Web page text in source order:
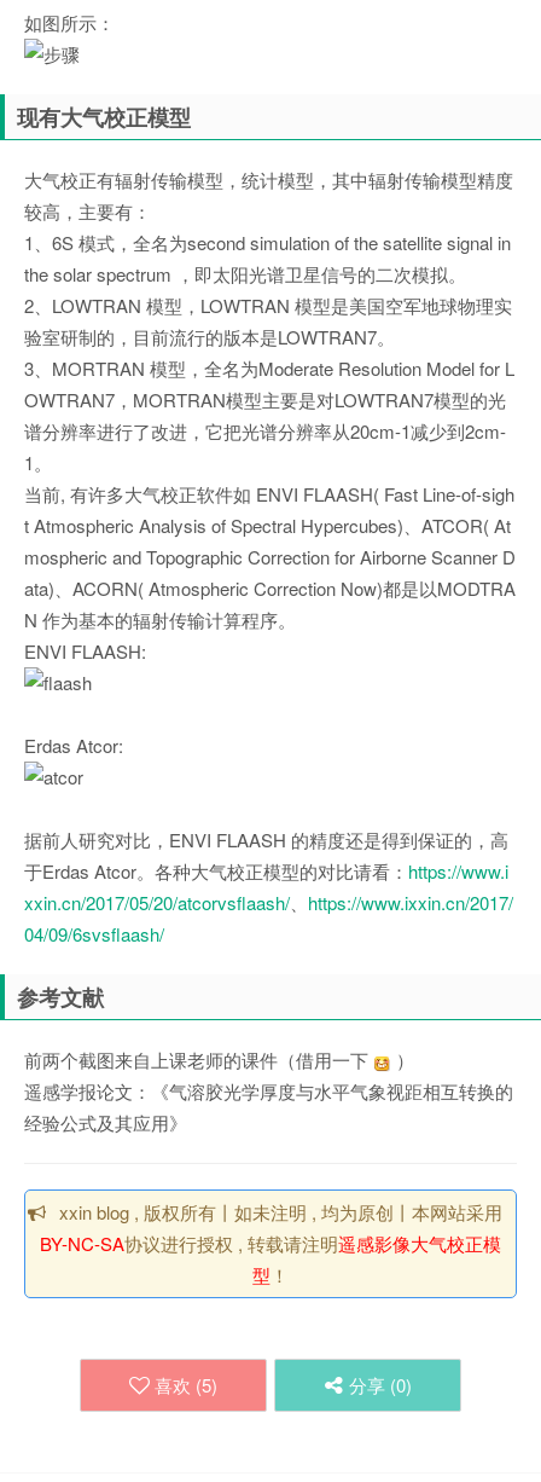
如图所示：
现有大气校正模型
大气校正有辐射传输模型，统计模型，其中辐射传输模型精度
较高，主要有：
1、6S 模式，全名为second simulation of the satellite signal in
the solar spectrum ，即太阳光谱卫星信号的二次模拟。
2、LOWTRAN 模型，LOWTRAN 模型是美国空军地球物理实
验室研制的，目前流行的版本是LOWTRAN7。
3、MORTRAN 模型，全名为Moderate Resolution Model for L
OWTRAN7，MORTRAN模型主要是对LOWTRAN7模型的光
谱分辨率进行了改进，它把光谱分辨率从20cm-1减少到2cm-
1。
当前, 有许多大气校正软件如 ENVI FLAASH( Fast Line-of-sigh
t Atmospheric Analysis of Spectral Hypercubes)、ATCOR( At
mospheric and Topographic Correction for Airborne Scanner D
ata)、ACORN( Atmospheric Correction Now)都是以MODTRA
N 作为基本的辐射传输计算程序。
ENVI FLAASH:
Erdas Atcor:
据前人研究对比，ENVI FLAASH 的精度还是得到保证的，高
于Erdas Atcor。各种大气校正模型的对比请看： https://www.i
xxin.cn/2017/05/20/atcorvsflaash/、 https://www.ixxin.cn/2017/
04/09/6svsflaash/
参考文献
前两个截图来自上课老师的课件（借用一下
）
遥感学报论文：《气溶胶光学厚度与水平气象视距相互转换的
经验公式及其应用》
xxin blog , 版权所有丨如未注明 , 均为原创丨本网站采用
BY-NC-SA协议进行授权 , 转载请注明遥感影像大气校正模
型 ！
喜欢 (5) 分享 (0)